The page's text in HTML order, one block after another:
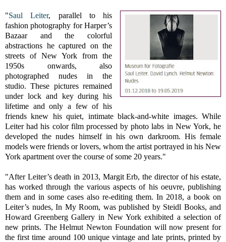
"Saul Leiter, parallel to his
fashion photography for Harper’s
Bazaar and the colorful
abstractions he captured on the
streets of New York from the
1950s onwards, also
photographed nudes in the
studio. These pictures remained
under lock and key during his
lifetime and only a few of his
friends knew his quiet, intimate black-and-white images. While
Leiter had his color film processed by photo labs in New York, he
developed the nudes himself in his own darkroom. His female
models were friends or lovers, whom the artist portrayed in his New
York apartment over the course of some 20 years."
"After Leiter’s death in 2013, Margit Erb, the director of his estate,
has worked through the various aspects of his oeuvre, publishing
them and in some cases also re-editing them. In 2018, a book on
Leiter’s nudes, In My Room, was published by Steidl Books, and
Howard Greenberg Gallery in New York exhibited a selection of
new prints. The Helmut Newton Foundation will now present for
the first time around 100 unique vintage and late prints, printed by